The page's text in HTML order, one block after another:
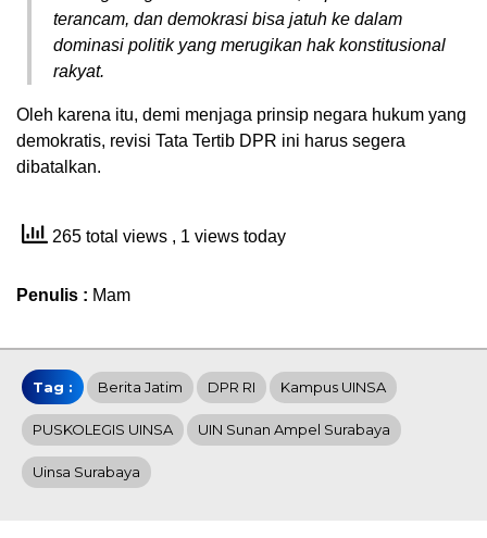
terancam, dan demokrasi bisa jatuh ke dalam
dominasi politik yang merugikan hak konstitusional
rakyat.
Oleh karena itu, demi menjaga prinsip negara hukum yang
demokratis, revisi Tata Tertib DPR ini harus segera
dibatalkan.
265 total views , 1 views today
Penulis : Mam
Tag : Berita Jatim DPR RI Kampus UINSA
PUSKOLEGIS UINSA UIN Sunan Ampel Surabaya
Uinsa Surabaya